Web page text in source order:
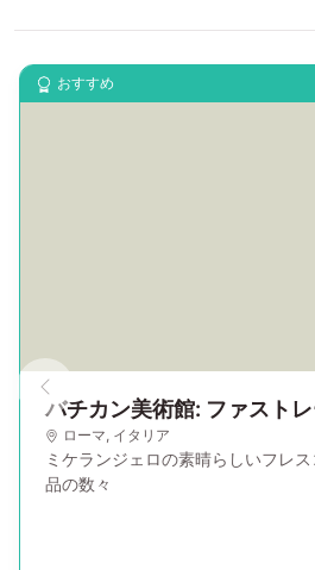
おすすめ
バチカン美術館: ファスト
ローマ, イタリア
ミケランジェロの素晴らしいフレ
品の数々